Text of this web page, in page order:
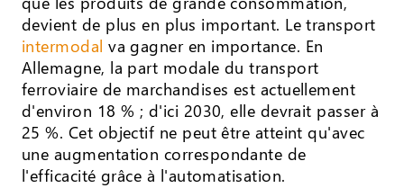
devient de plus en plus important. Le transport
intermodalva gagner en importance. En
Allemagne, la part modale du transport
ferroviaire de marchandises est actuellement
d'environ 18 % ; d'ici 2030, elle devrait passer à
25 %. Cet objectif ne peut être atteint qu'avec
une augmentation correspondante de
l'efficacité grâce à l'automatisation.